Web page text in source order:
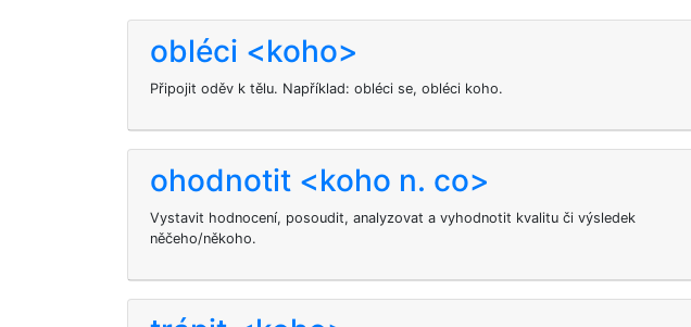
obléci <koho>
Připojit oděv k tělu. Například: obléci se, obléci koho.
ohodnotit <koho n. co>
Vystavit hodnocení, posoudit, analyzovat a vyhodnotit kvalitu či výsledek
něčeho/někoho.